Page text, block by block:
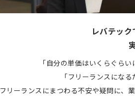
レバテッ
「自分の単価はいくらぐら
「フリーランスにな
フリーランスにまつわる不安や疑問に、